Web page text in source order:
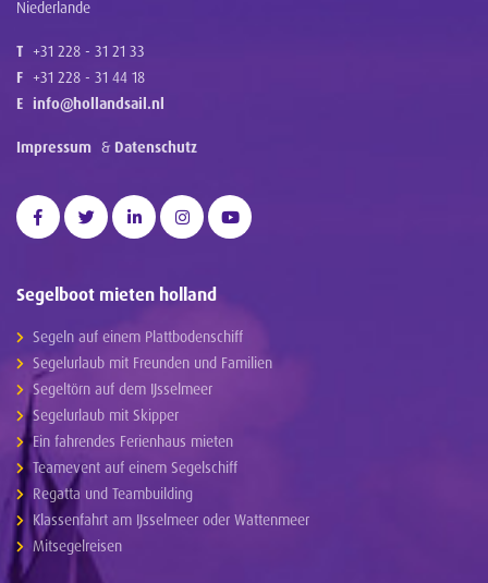
Niederlande
T +31 228 - 31 21 33
F +31 228 - 31 44 18
E info@hollandsail.nl
Impressum & Datenschutz
Segelboot mieten holland
Segeln auf einem Plattbodenschiff
Segelurlaub mit Freunden und Familien
Segeltörn auf dem IJsselmeer
Segelurlaub mit Skipper
Ein fahrendes Ferienhaus mieten
Teamevent auf einem Segelschiff
Regatta und Teambuilding
Klassenfahrt am IJsselmeer oder Wattenmeer
Mitsegelreisen